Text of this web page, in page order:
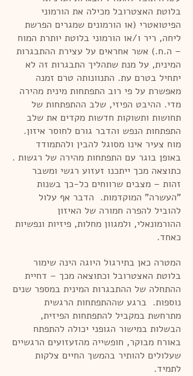
בלוטת האצטרובל מכילה את הורמוני
הפיטואטרי (או הורמונים שמגרים הפרשת
ליחה, ריר ו/או הורמוני בלוטת יותרת המוח
– ה.ח.) אשר אחראים על עצירת ההתבגרות
המינית, על מנת שתהליך התבגרות זה לא
יתחיל בטרם עת. התנוונותה טרם זמנה
מאפשרת על פי רוב התפתחות מינית מהירה
מדי. ההיבט הפיזי, שלב ההתפתחות של
תחושות ותשוקות חדשות מקדים את שלב
התפתחות הנפש והדבר גורם לחוסר איזון.
מוח צעיר אינו מסוגל להבין ולהתמודד
באופן בוגר עם התפתחות מהירה של רגשות .
כתוצאה מכך ייתכנו זעזוע רגשי ומשבר
זהות – מצבים שרווחים כל-כך בשנות
"העשרה" המוקדמות. הדבר אף עלול
להוביל להפרה חמורה של האיזון
ההורמונאלי, ולמגוון מחלות, פיזיות ונפשיות
כאחד.
המטרה כאן בתירגול היוגה הינה שימור
בלוטת האצטרובל וכתוצאה מכך – דחיית
ההתחלה של ההתבגרות המינית במספר שנים
נוספות. ברגע שההתפתחות הרגשית
מתרחשת במקביל להתפתחות הפיזית,
הבשלות במישור הגופני יכולה להתפתח
באורח מבוקר, חופשייה מהזעזועים הרגשיים
שעלולים להותיר בהמשך החיים צלקות
לתמיד.